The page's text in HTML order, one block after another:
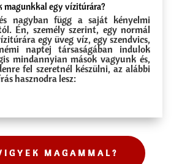
magunkkal egy vízitúrára?
nagyban függ a saját kényelmi
Én, személy szerint, egy normál
egy üveg víz, egy szendvics,
naptej társaságában indulok
mindannyian mások vagyunk és,
fel szeretnél készülni, az alábbi
hasznodra lesz:
MAGAMMAL?